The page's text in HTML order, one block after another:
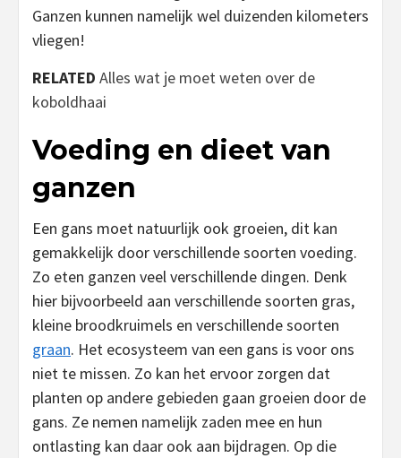
Ganzen kunnen namelijk wel duizenden kilometers
vliegen!
RELATED Alles wat je moet weten over de
koboldhaai
Voeding en dieet van
ganzen
Een gans moet natuurlijk ook groeien, dit kan
gemakkelijk door verschillende soorten voeding.
Zo eten ganzen veel verschillende dingen. Denk
hier bijvoorbeeld aan verschillende soorten gras,
kleine broodkruimels en verschillende soorten
graan. Het ecosysteem van een gans is voor ons
niet te missen. Zo kan het ervoor zorgen dat
planten op andere gebieden gaan groeien door de
gans. Ze nemen namelijk zaden mee en hun
ontlasting kan daar ook aan bijdragen. Op die